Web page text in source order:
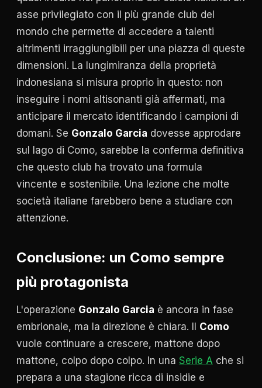
asse privilegiato con il più grande club del
mondo che permette di accedere a talenti
altrimenti irraggiungibili per una piazza di queste
dimensioni. La lungimiranza della proprietà
indonesiana si misura proprio in questo: non
inseguire i nomi altisonanti già affermati, ma
anticipare il mercato identificando i campioni di
domani. Se Gonzalo Garcia dovesse approdare
sul lago di Como, sarebbe la conferma definitiva
che questo club ha trovato una formula
vincente e sostenibile. Una lezione che molte
società italiane farebbero bene a studiare con
attenzione.
Conclusione: un Como sempre
più protagonista
L'operazione Gonzalo Garcia è ancora in fase
embrionale, ma la direzione è chiara. Il Como
vuole continuare a crescere, mattone dopo
mattone, colpo dopo colpo. In una Serie A che si
prepara a una stagione ricca di insidie e